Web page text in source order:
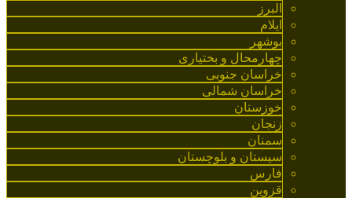
البرز
ایلام
بوشهر
چهارمحال و بختیاری
خراسان جنوبی
خراسان شمالی
خوزستان
زنجان
سمنان
سیستان و بلوچستان
فارس
قزوین